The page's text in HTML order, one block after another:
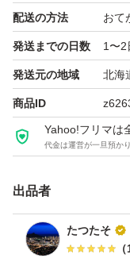
※新品未使用ではご
ある場合がございま
ようお願い申し上げ
商品の説明
4種のブラック成分
が、独自の「毛穴メ
的にケア。
微細拡散処方で毛
配送の方法 おて
発送までの日数 1〜2
発送元の地域 北海
商品ID
Yahoo!フリマは
代金は運営が一旦預か
出品者
たつたそ
（